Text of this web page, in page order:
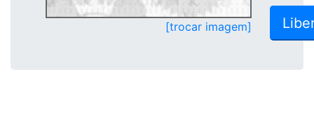
[trocar imagem]